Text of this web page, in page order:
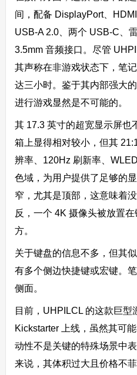
间，配备 DisplayPort、
USB-A 2.0、两个 USB-C、
3.5mm 音频接口。尽管
其声称在非游戏状态下，笔
达三小时。鉴于其内部强大
进行游戏显然是不可能的。
其 17.3 英寸的超宽显示屏也
箱上显得相对较小，但其
辨率、120Hz 刷新率、
色域，为用户提供了足够的
窄，尤其是顶部，这意味着
反，一个 4K 摄像头被放置
方。
关于键盘的信息不多，但其
有多个侧边快捷键或宏键。
侧面。
目前，UHPILCL 的这款巨型
Kickstarter 上线，虽然其可
动性不是关键的特殊场景中
来说，其体积过大且价格不